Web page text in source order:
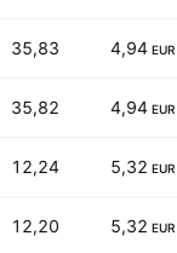
35,83 4,94 EUR
35,82 4,94 EUR
12,24 5,32 EUR
12,20 5,32 EUR